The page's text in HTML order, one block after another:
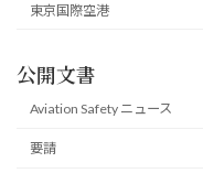
東京国際空港
公開文書
Aviation Safety ニュース
要請